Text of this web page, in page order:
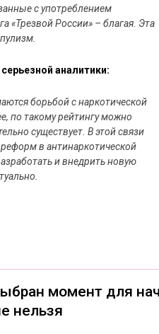
с употреблением
«Трезвой России» – благая. Эта
аналитики:
борьбой с наркотической
по такому рейтингу можно
существует. В этой связи
в антинаркотической
и внедрить новую
момент для
нельзя